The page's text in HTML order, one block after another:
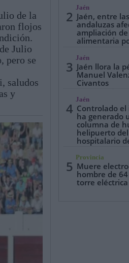
Jaén, Pueblo a Pueblo
de la
flojos
Julio
pero se
saludos
y
2
Jaén
Jaén, entre
andaluzas
ampliación
alimentaria
3
Jaén
Jaén llora la
Manuel
Civantos
4
Jaén
Controlado
ha generado
columna de
helipuerto
hospitalario
5
Provincia
Muere
hombre de
torre